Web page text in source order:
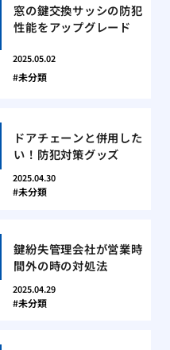
窓の鍵交換サッシの防犯
性能をアップグレード
2025.05.02
未分類
ドアチェーンと併用した
い！防犯対策グッズ
2025.04.30
未分類
鍵紛失管理会社が営業時
間外の時の対処法
2025.04.29
未分類